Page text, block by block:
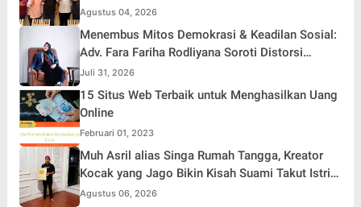
Jakarta Aman, Damai, dan Kondusif Jelang HUT
ke-81 Republik Indonesia
Agustus 04, 2026
Menembus Mitos Demokrasi & Keadilan Sosial:
Adv. Fara Fariha Rodliyana Soroti Distorsi
Simpati Publik dan Aksi Main Hakim Sendiri
Juli 31, 2026
15 Situs Web Terbaik untuk Menghasilkan Uang
Online
Februari 01, 2023
Muh Asril alias Singa Rumah Tangga, Kreator
Kocak yang Jago Bikin Kisah Suami Takut Istri
Jadi Hiburan
Agustus 06, 2026